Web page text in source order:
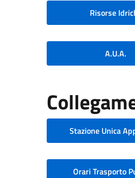
Risorse
A.U.A.
Stazione Unica
Orari Trasporto